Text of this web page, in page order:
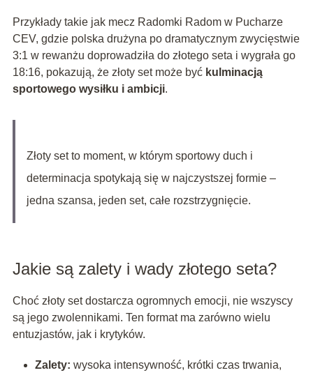
Przykłady takie jak mecz Radomki Radom w Pucharze
CEV, gdzie polska drużyna po dramatycznym zwycięstwie
3:1 w rewanżu doprowadziła do złotego seta i wygrała go
18:16, pokazują, że złoty set może być kulminacją
sportowego wysiłku i ambicji.
Złoty set to moment, w którym sportowy duch i
determinacja spotykają się w najczystszej formie –
jedna szansa, jeden set, całe rozstrzygnięcie.
Jakie są zalety i wady złotego seta?
Choć złoty set dostarcza ogromnych emocji, nie wszyscy
są jego zwolennikami. Ten format ma zarówno wielu
entuzjastów, jak i krytyków.
Zalety: wysoka intensywność, krótki czas trwania,